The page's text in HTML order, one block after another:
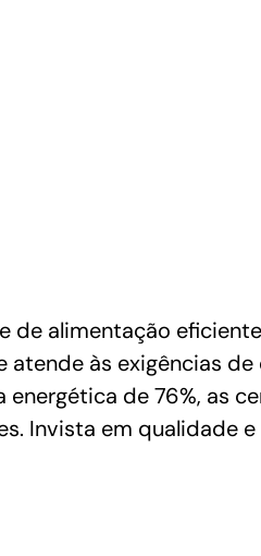
de alimentação
às exigências de
de 76%, as
Invista em qualidade